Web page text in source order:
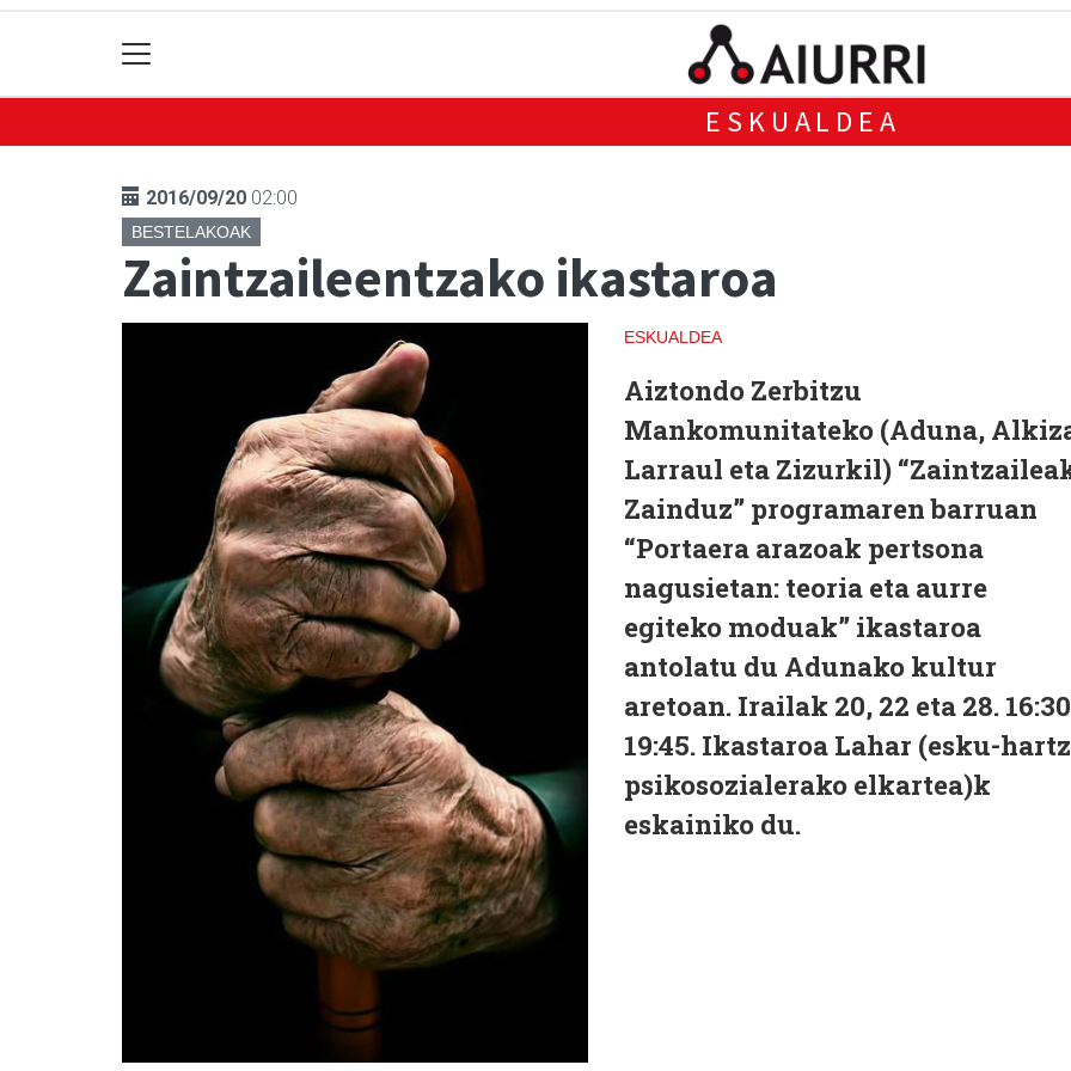
ESKUALDEA
2016/09/20 02:00
BESTELAKOAK
Zaintzaileentzako ikastaroa
ESKUALDEA
Aiztondo Zerbitzu
Mankomunitateko (Aduna,
Larraul eta Zizurkil)
Zainduz” programaren barruan
“Portaera arazoak pertsona
nagusietan: teoria eta aurre
egiteko moduak” ikastaroa
antolatu du Adunako kultur
aretoan. Irailak 20, 22 eta 28.
19:45. Ikastaroa Lahar (esku-
psikosozialerako elkartea)k
eskainiko du.